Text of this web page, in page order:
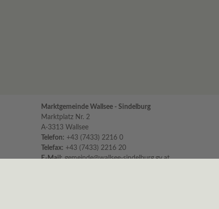
Marktgemeinde Wallsee - Sindelburg
Marktplatz Nr. 2
A-3313 Wallsee
Telefon: +43 (7433) 2216 0
Telefax: +43 (7433) 2216 20
E-Mail: gemeinde@wallsee-sindelburg.gv.at